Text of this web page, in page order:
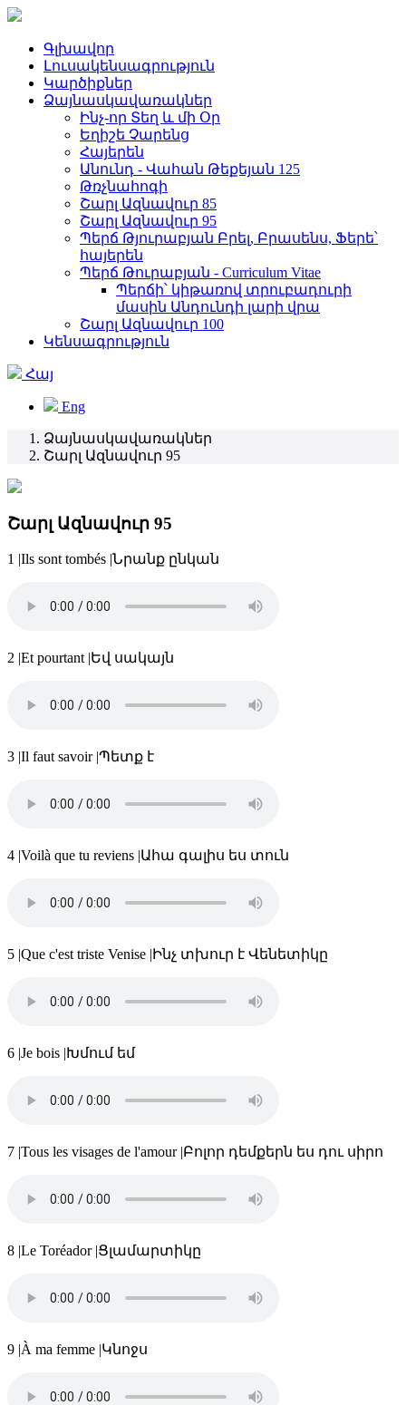
Գլխավոր
Լուսակենսագրություն
Կարծիքներ
Ձայնասկավառակներ
Ինչ-որ Տեղ և մի Օր
Եղիշե Չարենց
Հայերեն
Անունդ - Վահան Թեքեյան 125
Թռչնահոգի
Շարլ Ազնավուր 85
Շարլ Ազնավուր 95
Պերճ Թյուրաբյան Բրել, Բրասենս, Ֆերե՝
հայերեն
Պերճ Թուրաբյան - Curriculum Vitae
Պերճի՝ կիթառով տրուբադուրի
մասին Անդունդի լարի վրա
Շարլ Ազնավուր 100
Կենսագրություն
Հայ
Eng
Ձայնասկավառակներ
Շարլ Ազնավուր 95
Շարլ Ազնավուր 95
1 |Ils sont tombés |Նրանք ընկան
2 |Et pourtant |Եվ սակայն
3 |Il faut savoir |Պետք է
4 |Voilà que tu reviens |Ահա գալիս ես տուն
5 |Que c'est triste Venise |Ինչ տխուր է Վենետիկը
6 |Je bois |Խմում եմ
7 |Tous les visages de l'amour |Բոլոր դեմքերն ես դու սիրո
8 |Le Toréador |Ցլամարտիկը
9 |À ma femme |Կնոջս